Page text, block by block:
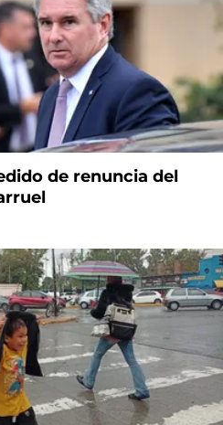
de renuncia del